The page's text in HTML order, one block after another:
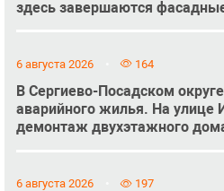
здесь завершаются
6 августа 2026 164
В Сергиево-Посадском
аварийного жилья. На улице
демонтаж двухэтажного
6 августа 2026 197